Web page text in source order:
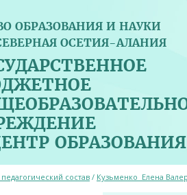
ОБРАЗОВАНИЯ И НАУКИ
ОСЕТИЯ-АЛАНИЯ
состав/ Кузьменко Елена